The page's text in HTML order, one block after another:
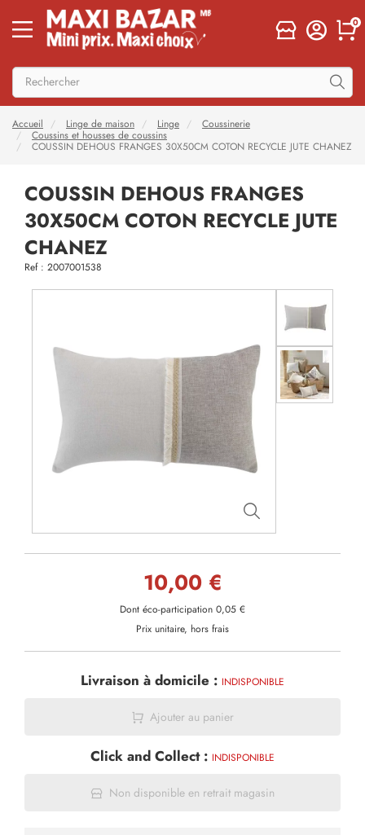
0
Accueil Linge de maison Linge
Coussinerie
Coussins et housses de coussins
COUSSIN DEHOUS FRANGES 30X50CM COTON RECYCLE JUTE CHANEZ
COUSSIN DEHOUS FRANGES
30X50CM COTON RECYCLE JUTE
CHANEZ
Ref : 2007001538
10,00 €
Dont éco-participation 0,05 €
Prix unitaire, hors frais
Livraison à domicile : INDISPONIBLE
Ajouter au panier
Click and Collect : INDISPONIBLE
Non disponible en retrait magasin